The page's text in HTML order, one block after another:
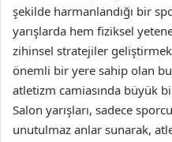
şekilde harmanlandığı bir
yarışlarda hem fiziksel
zihinsel stratejiler
önemli bir yere sahip olan
atletizm camiasında büyük
Salon yarışları, sadece
unutulmaz anlar sunarak,